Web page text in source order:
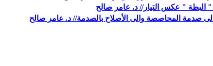
البطة " عكس التيار// د. عامر صالح
الى صدمة المحاصصة والى الأصلاح بالصدمة// د. عامر صالح